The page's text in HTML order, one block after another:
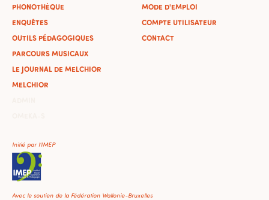
PHONOTHÈQUE
ENQUÊTES
OUTILS PÉDAGOGIQUES
PARCOURS MUSICAUX
LE JOURNAL DE MELCHIOR
MELCHIOR
MODE D'EMPLOI
COMPTE UTILISATEUR
CONTACT
Initié par l'IMEP
Avec le soutien de la Fédération Wallonie-Bruxelles